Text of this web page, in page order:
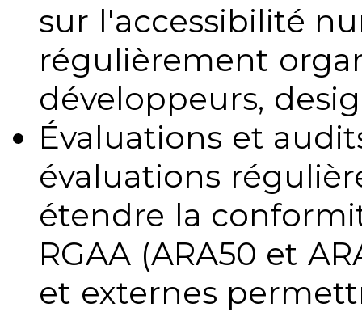
sur l'accessibilité
régulièrement
développeurs,
Évaluations et
évaluations
étendre la
RGAA (ARA50 et
et externes